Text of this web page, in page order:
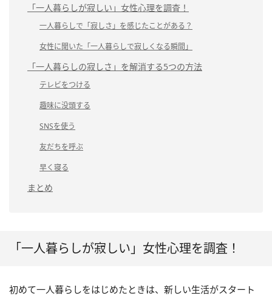
「一人暮らしが寂しい」女性心理を調査！
一人暮らしで「寂しさ」を感じたことがある？
女性に聞いた「一人暮らしで寂しくなる瞬間」
「一人暮らしの寂しさ」を解消する5つの方法
テレビをつける
趣味に没頭する
SNSを使う
友だちを呼ぶ
早く寝る
まとめ
「一人暮らしが寂しい」女性心理を調査！
初めて一人暮らしをはじめたときは、新しい生活がスタート